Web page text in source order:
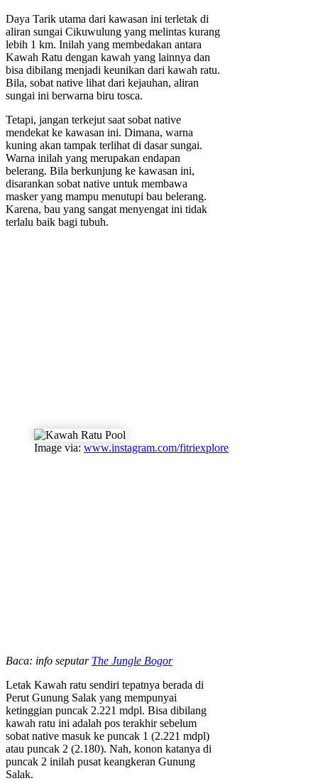
Daya Tarik utama dari kawasan ini terletak di
aliran sungai Cikuwulung yang melintas kurang
lebih 1 km. Inilah yang membedakan antara
Kawah Ratu dengan kawah yang lainnya dan
bisa dibilang menjadi keunikan dari kawah ratu.
Bila, sobat native lihat dari kejauhan, aliran
sungai ini berwarna biru tosca.
Tetapi, jangan terkejut saat sobat native
mendekat ke kawasan ini. Dimana, warna
kuning akan tampak terlihat di dasar sungai.
Warna inilah yang merupakan endapan
belerang. Bila berkunjung ke kawasan ini,
disarankan sobat native untuk membawa
masker yang mampu menutupi bau belerang.
Karena, bau yang sangat menyengat ini tidak
terlalu baik bagi tubuh.
Image via: www.instagram.com/fitriexplore
Baca: info seputar The Jungle Bogor
Letak Kawah ratu sendiri tepatnya berada di
Perut Gunung Salak yang mempunyai
ketinggian puncak 2.221 mdpl. Bisa dibilang
kawah ratu ini adalah pos terakhir sebelum
sobat native masuk ke puncak 1 (2.221 mdpl)
atau puncak 2 (2.180). Nah, konon katanya di
puncak 2 inilah pusat keangkeran Gunung
Salak.